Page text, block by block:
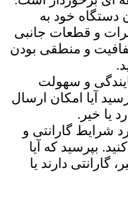
دستگاه خود به
و قطعات جانبی
و منطقی بودن
و سهولت
آیا امکان ارسال
یا خیر.
شرایط گارانتی و
بپرسید که آیا
دارند یا